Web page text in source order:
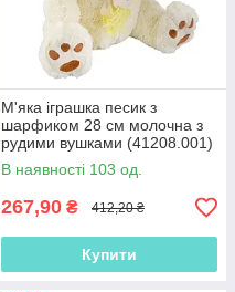
М'яка іграшка песик з
шарфиком 28 см молочна з
рудими вушками (41208.001)
В наявності 103 од.
267,90 ₴ 412,20 ₴
Купити